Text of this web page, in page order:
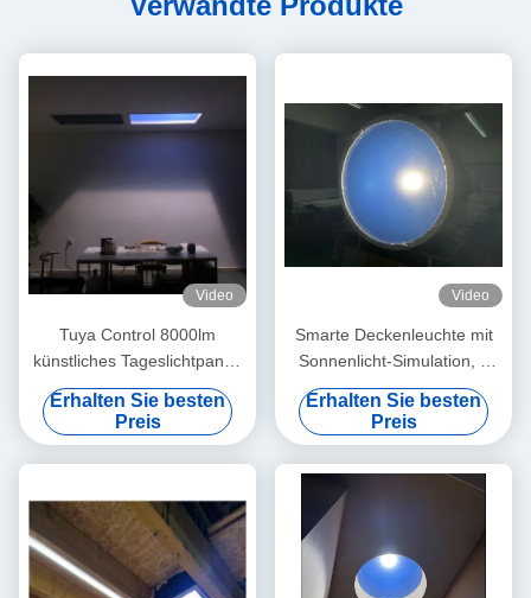
Video
Tuya Control 8000lm
künstliches Tageslichtpanel,
200W LED Sky Deckenpanel
Licht
Erhalten Sie besten
Preis
Video
Smarte Deckenleuchte mit
Sonnenlicht-Simulation, 2
Fuß rund 80W, >3000
Lumen, Mesh 5.0 & Tuya
App Unterstützung, 2700K-
6500K für Tag-zu-Nacht-
Erhalten Sie besten
Preis